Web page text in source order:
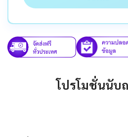
โปรโมชั่นนับ